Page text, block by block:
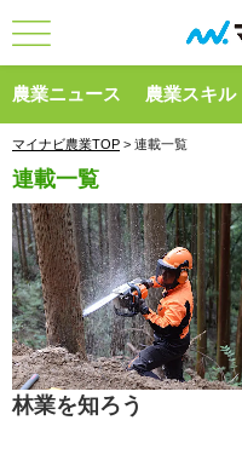
農業ニュース 農業スキル
マイナビ農業TOP > 連載一覧
連載一覧
林業を知ろう